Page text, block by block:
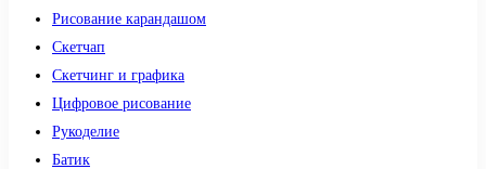
Рисование карандашом
Скетчап
Скетчинг и графика
Цифровое рисование
Рукоделие
Батик